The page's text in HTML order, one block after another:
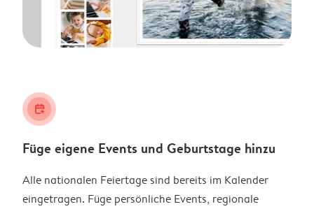
calendar_plus
Füge eigene Events und Geburtstage hinzu
Alle nationalen Feiertage sind bereits im Kalender
eingetragen. Füge persönliche Events, regionale